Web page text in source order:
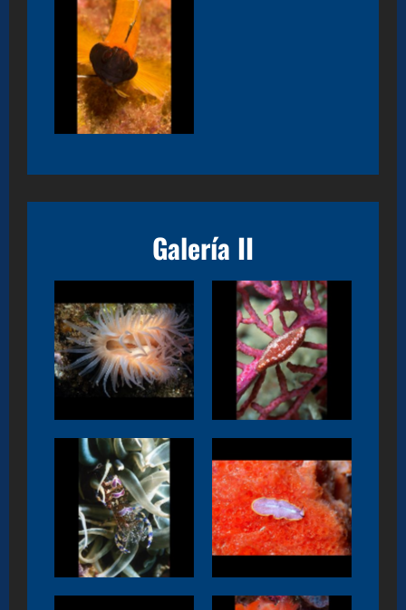
Tripterygion
delaisi
Galería II
Limaria
tuberculata
Neosimnia spelta
Periclimenes
sagittifer
Prosthecercus
moseleyi